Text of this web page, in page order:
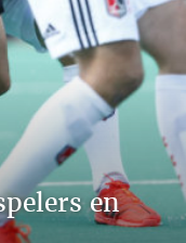
en